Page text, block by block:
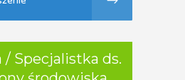
/ Specjalistka ds.